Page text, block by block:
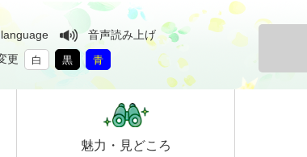
音声読み上げ
更 白 黒 青
魅力・ 見どころ